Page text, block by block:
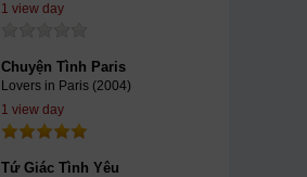
1 view day
Chuyện Tình Paris
Lovers in Paris (2004)
1 view day
Tứ Giác Tình Yêu